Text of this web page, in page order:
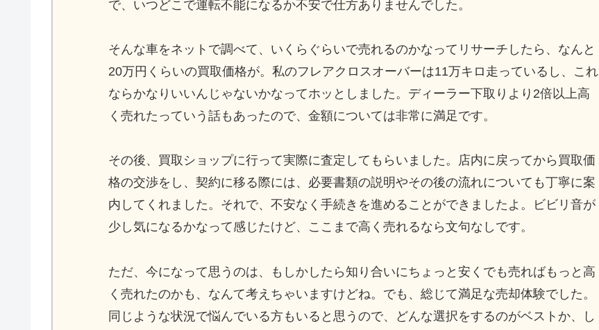
で、いつどこで運転不能になるか不安で仕方ありませんでした。
そんな車をネットで調べて、いくらぐらいで売れるのかなってリサーチしたら、なんと
20万円くらいの買取価格が。私のフレアクロスオーバーは11万キロ走っているし、これ
ならかなりいいんじゃないかなってホッとしました。ディーラー下取りより2倍以上高
く売れたっていう話もあったので、金額については非常に満足です。
その後、買取ショップに行って実際に査定してもらいました。店内に戻ってから買取価
格の交渉をし、契約に移る際には、必要書類の説明やその後の流れについても丁寧に案
内してくれました。それで、不安なく手続きを進めることができましたよ。ビビリ音が
少し気になるかなって感じたけど、ここまで高く売れるなら文句なしです。
ただ、今になって思うのは、もしかしたら知り合いにちょっと安くでも売ればもっと高
く売れたのかも、なんて考えちゃいますけどね。でも、総じて満足な売却体験でした。
同じような状況で悩んでいる方もいると思うので、どんな選択をするのがベストか、し